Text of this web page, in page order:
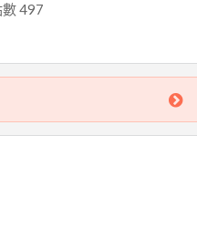
497